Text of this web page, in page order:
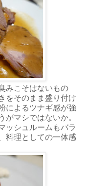
みこそはないもの
をそのまま盛り付け
によるツナギ感が強
がマシではないか。
ッシュルームもバラ
料理としての一体感